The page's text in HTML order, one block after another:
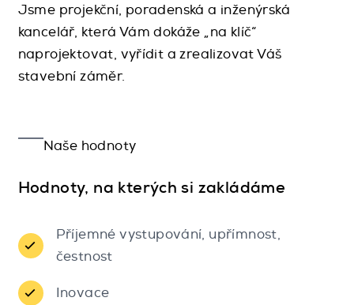
Jsme projekční, poradenská a inženýrská
kancelář, která Vám dokáže „na klíč“
naprojektovat, vyřídit a zrealizovat Váš
stavební záměr.
Naše hodnoty
Hodnoty, na kterých si zakládáme
Příjemné vystupování, upřímnost,
čestnost
Inovace